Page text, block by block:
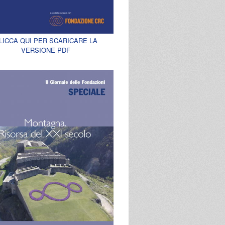
QUI PER SCARICARE LA
VERSIONE PDF